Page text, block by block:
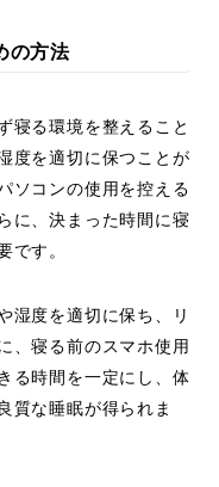
の方法
寝る環境を整えること
度を適切に保つことが
ソコンの使用を控える
に、決まった時間に寝
です。
湿度を適切に保ち、リ
、寝る前のスマホ使用
る時間を一定にし、体
質な睡眠が得られま